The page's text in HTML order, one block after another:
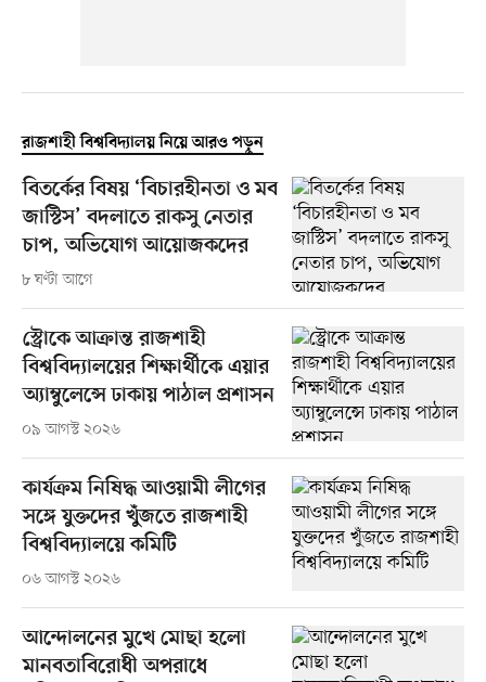
রাজশাহী বিশ্ববিদ্যালয় নিয়ে আরও পড়ুন
বিতর্কের বিষয় ‘বিচারহীনতা ও মব
জাস্টিস’ বদলাতে রাকসু নেতার
চাপ, অভিযোগ আয়োজকদের
৮ ঘণ্টা আগে
স্ট্রোকে আক্রান্ত রাজশাহী
বিশ্ববিদ্যালয়ের শিক্ষার্থীকে এয়ার
অ্যাম্বুলেন্সে ঢাকায় পাঠাল প্রশাসন
০৯ আগস্ট ২০২৬
কার্যক্রম নিষিদ্ধ আওয়ামী লীগের
সঙ্গে যুক্তদের খুঁজতে রাজশাহী
বিশ্ববিদ্যালয়ে কমিটি
০৬ আগস্ট ২০২৬
আন্দোলনের মুখে মোছা হলো
মানবতাবিরোধী অপরাধে